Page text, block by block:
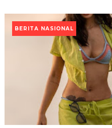
BERITA NASIONAL